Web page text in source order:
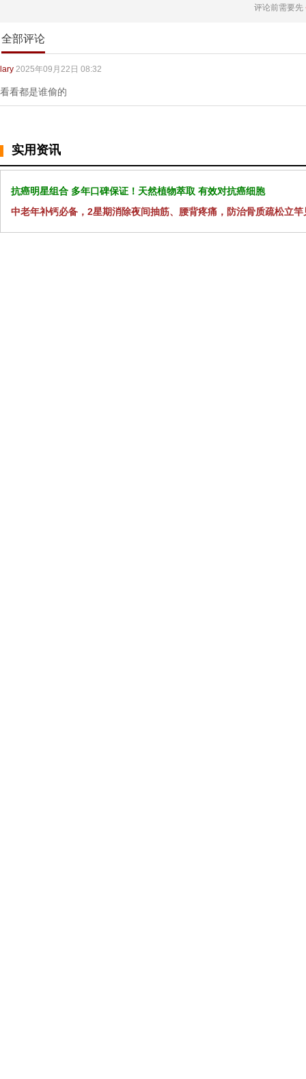
评论前需要先
全部评论
lary 2025年09月22日 08:32
看看都是谁偷的
实用资讯
抗癌明星组合 多年口碑保证！天然植物萃取 有效对抗癌细胞
中老年补钙必备，2星期消除夜间抽筋、腰背疼痛，防治骨质疏松立竿